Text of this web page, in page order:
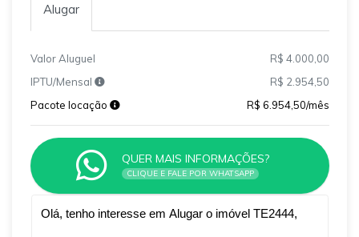
Alugar
Valor Aluguel
R$ 4.000,00
IPTU/Mensal
R$ 2.954,50
Pacote locação
R$ 6.954,50/mês
QUER MAIS INFORMAÇÕES?
CLIQUE E FALE POR WHATSAPP